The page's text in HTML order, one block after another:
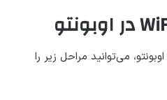
می‌توانید مراحل زیر را